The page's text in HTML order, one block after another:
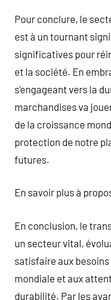
Pour conclure, le
est à un tournant
significatives pour
et la société. En
s’engageant vers la
marchandises va
de la croissance
protection de notre
futures.
En savoir plus à
En conclusion, le
un secteur vital,
satisfaire aux besoins
mondiale et aux
durabilité. Par les